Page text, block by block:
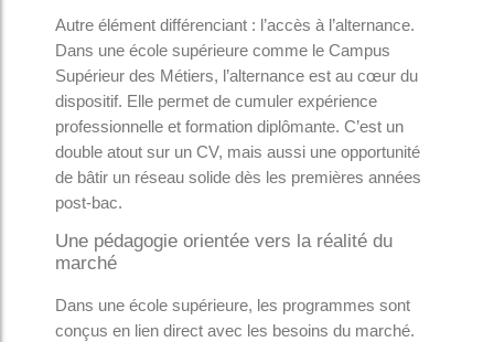
Autre élément différenciant : l’accès à l’alternance.
Dans une école supérieure comme le Campus
Supérieur des Métiers, l’alternance est au cœur du
dispositif. Elle permet de cumuler expérience
professionnelle et formation diplômante. C’est un
double atout sur un CV, mais aussi une opportunité
de bâtir un réseau solide dès les premières années
post-bac.
Une pédagogie orientée vers la réalité du
marché
Dans une école supérieure, les programmes sont
conçus en lien direct avec les besoins du marché.